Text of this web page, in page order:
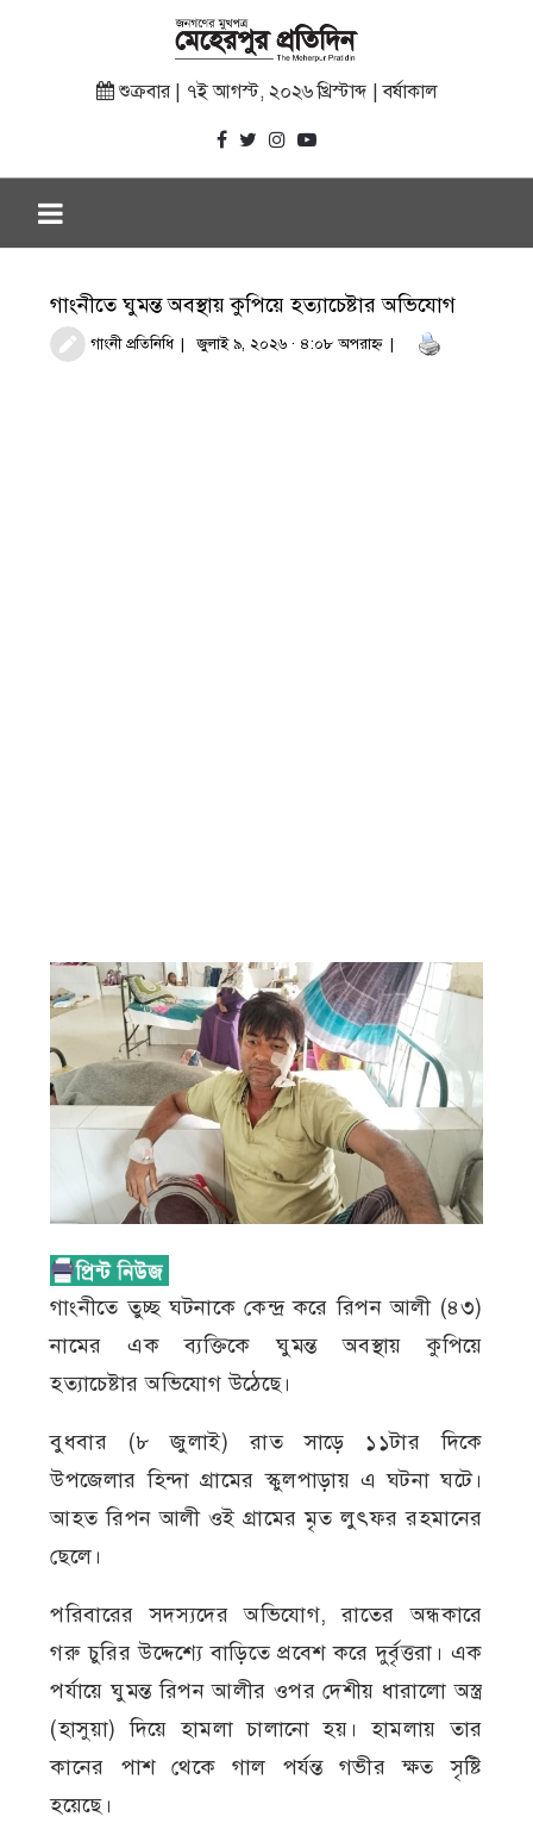
শুক্রবার | ৭ই আগস্ট, ২০২৬ খ্রিস্টাব্দ | বর্ষাকাল
গাংনীতে ঘুমন্ত অবস্থায় কুপিয়ে হত্যাচেষ্টার অভিযোগ
গাংনী প্রতিনিধি জুলাই ৯, ২০২৬ · ৪:০৮ অপরাহ্ণ
গাংনীতে তুচ্ছ ঘটনাকে কেন্দ্র করে রিপন আলী (৪৩)
নামের এক ব্যক্তিকে ঘুমন্ত অবস্থায় কুপিয়ে
হত্যাচেষ্টার অভিযোগ উঠেছে।
বুধবার (৮ জুলাই) রাত সাড়ে ১১টার দিকে
উপজেলার হিন্দা গ্রামের স্কুলপাড়ায় এ ঘটনা ঘটে।
আহত রিপন আলী ওই গ্রামের মৃত লুৎফর রহমানের
ছেলে।
পরিবারের সদস্যদের অভিযোগ, রাতের অন্ধকারে
গরু চুরির উদ্দেশ্যে বাড়িতে প্রবেশ করে দুর্বৃত্তরা। এক
পর্যায়ে ঘুমন্ত রিপন আলীর ওপর দেশীয় ধারালো অস্ত্র
(হাসুয়া) দিয়ে হামলা চালানো হয়। হামলায় তার
কানের পাশ থেকে গাল পর্যন্ত গভীর ক্ষত সৃষ্টি
হয়েছে।